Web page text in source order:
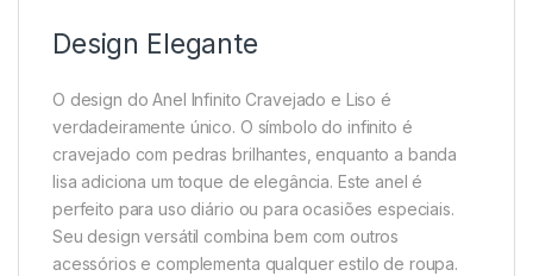
Design Elegante
O design do Anel Infinito Cravejado e Liso é
verdadeiramente único. O símbolo do infinito é
cravejado com pedras brilhantes, enquanto a banda
lisa adiciona um toque de elegância. Este anel é
perfeito para uso diário ou para ocasiões especiais.
Seu design versátil combina bem com outros
acessórios e complementa qualquer estilo de roupa.